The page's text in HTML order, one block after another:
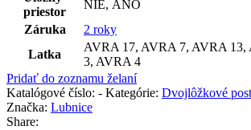
priestor
NIE, ÁNO
Záruka
2 roky
Latka
AVRA 17, AVRA 7, AVRA 13,
3, AVRA 4
Pridať do zoznamu želaní
Katalógové číslo: - Kategórie: Dvojlôžkové
Značka: Lubnice
Share: